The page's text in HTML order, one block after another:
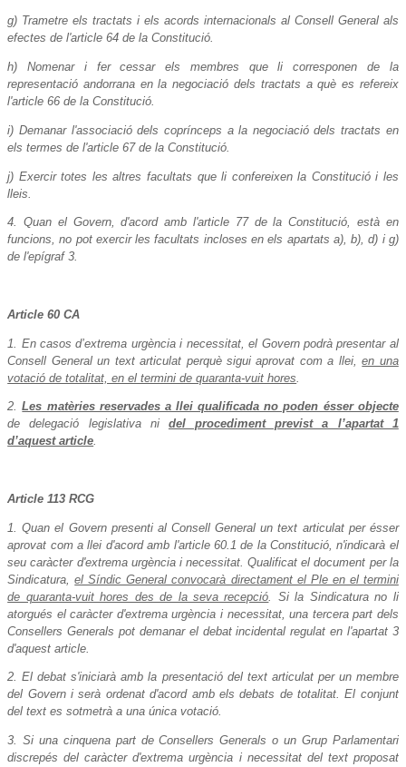
g) Trametre els tractats i els acords internacionals al Consell General als
efectes de l'article 64 de la Constitució.
h) Nomenar i fer cessar els membres que li corresponen de la
representació andorrana en la negociació dels tractats a què es refereix
l'article 66 de la Constitució.
i) Demanar l'associació dels coprínceps a la negociació dels tractats en
els termes de l'article 67 de la Constitució.
j) Exercir totes les altres facultats que li confereixen la Constitució i les
lleis.
4. Quan el Govern, d'acord amb l'article 77 de la Constitució, està en
funcions, no pot exercir les facultats incloses en els apartats a), b), d) i g)
de l'epígraf 3.
Article 60 CA
1. En casos d’extrema urgència i necessitat, el Govern podrà presentar al
Consell General un text articulat perquè sigui aprovat com a llei,en una
votació de totalitat, en el termini de quaranta-vuit hores
2.Les matèries reservades a llei qualificada no poden ésser objecte
de delegació legislativa ni del procediment previst a l’apartat 1
d’aquest article.
Article 113 RCG
1. Quan el Govern presenti al Consell General un text articulat per ésser
aprovat com a llei d'acord amb l'article 60.1 de la Constitució, n'indicarà el
seu caràcter d'extrema urgència i necessitat. Qualificat el document per la
Sindicatura,el Síndic General convocarà directament el Ple en el termini
de quaranta-vuit hores des de la seva recepció . Si la Sindicatura no li
atorgués el caràcter d'extrema urgència i necessitat, una tercera part dels
Consellers Generals pot demanar el debat incidental regulat en l'apartat 3
d'aquest article.
2. El debat s'iniciarà amb la presentació del text articulat per un membre
del Govern i serà ordenat d'acord amb els debats de totalitat. El conjunt
del text es sotmetrà a una única votació.
3. Si una cinquena part de Consellers Generals o un Grup Parlamentari
discrepés del caràcter d'extrema urgència i necessitat del text proposat